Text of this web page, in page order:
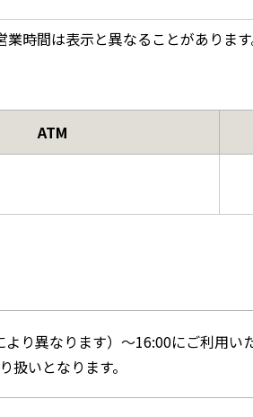
時間は表示と異なることがありま
ATM
り異なります）～16:00にご利用い
いとなります。